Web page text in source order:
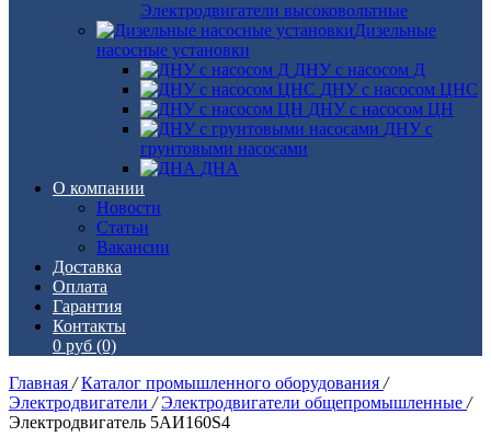
Электродвигатели высоковольтные
Дизельные
насосные установки
ДНУ с насосом Д
ДНУ с насосом ЦНС
ДНУ с насосом ЦН
ДНУ с
грунтовыми насосами
ДНА
О компании
Новости
Статьи
Вакансии
Доставка
Оплата
Гарантия
Контакты
0 руб (0)
Главная / Каталог промышленного оборудования /
Электродвигатели / Электродвигатели общепромышленные /
Электродвигатель 5АИ160S4